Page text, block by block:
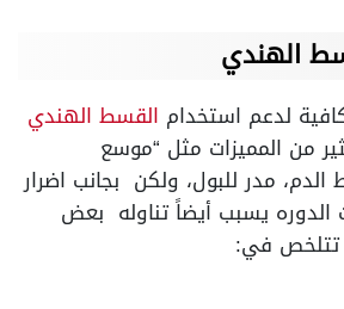
الهندي
لدعم استخدام القسط الهندي
من المميزات مثل “موسع
مدر للبول، ولكن بجانب اضرار
يسبب أيضاً تناوله بعض
تتلخص في: